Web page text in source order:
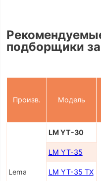
подборщики
Произв. Модель
Lema
LM YT-30
LM YT-35
LM YT-35 TX